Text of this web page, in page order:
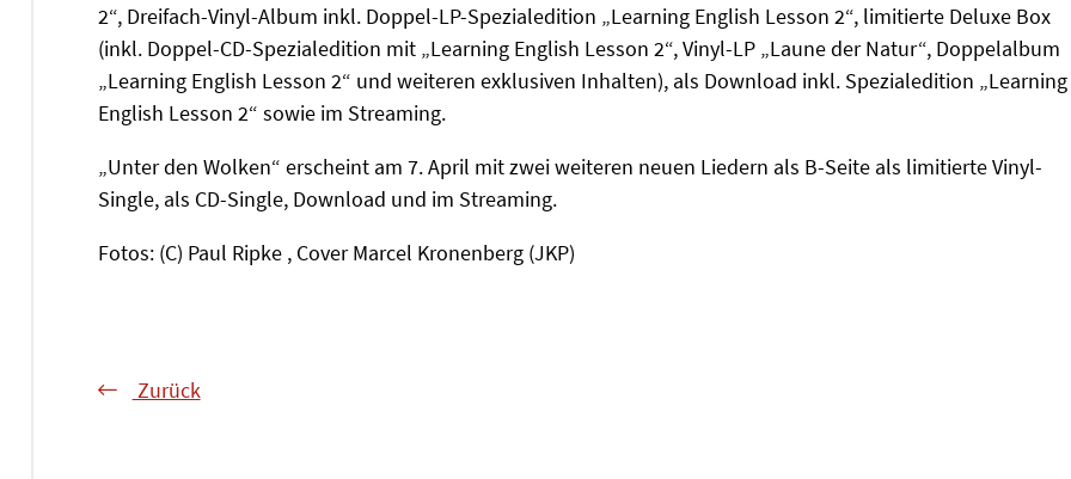
2“, Dreifach-Vinyl-Album inkl. Doppel-LP-Spezialedition „Learning English Lesson 2“, limitierte Deluxe Box
(inkl. Doppel-CD-Spezialedition mit „Learning English Lesson 2“, Vinyl-LP „Laune der Natur“, Doppelalbum
„Learning English Lesson 2“ und weiteren exklusiven Inhalten), als Download inkl. Spezialedition „Learning
English Lesson 2“ sowie im Streaming.
„Unter den Wolken“ erscheint am 7. April mit zwei weiteren neuen Liedern als B-Seite als limitierte Vinyl-
Single, als CD-Single, Download und im Streaming.
Fotos: (C) Paul Ripke , Cover Marcel Kronenberg (JKP)
Zurück